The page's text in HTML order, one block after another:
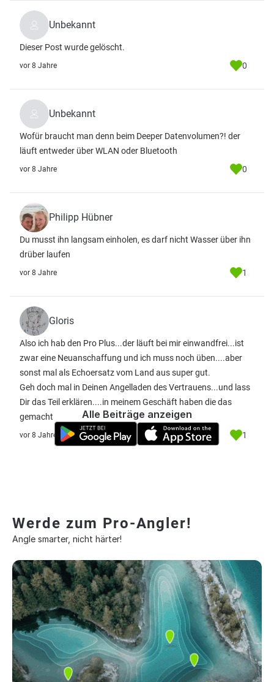
Unbekannt
Dieser Post wurde gelöscht.
vor 8 Jahre 0
Unbekannt
Wofür braucht man denn beim Deeper Datenvolumen?! der
läuft entweder über WLAN oder Bluetooth
vor 8 Jahre 0
Philipp Hübner
Du musst ihn langsam einholen, es darf nicht Wasser über ihn
drüber laufen
vor 8 Jahre 1
Gloris
Also ich hab den Pro Plus...der läuft bei mir einwandfrei...ist
zwar eine Neuanschaffung und ich muss noch üben....aber
sonst mal als Echoersatz vom Land aus super gut.
Geh doch mal in Deinen Angelladen des Vertrauens...und lass
Dir das Teil erklären....in meinem Geschäft haben die das
gemacht
vor 8 Jahre 1
Alle Beiträge anzeigen
Werde zum Pro-Angler!
Angle smarter, nicht härter!